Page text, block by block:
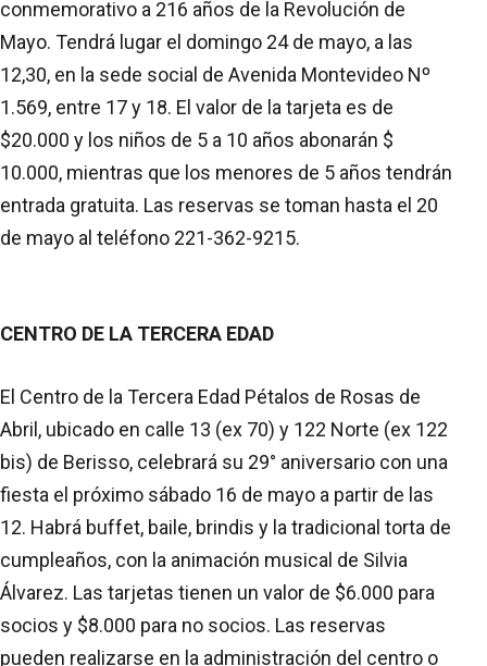
conmemorativo a 216 años de la Revolución de
Mayo. Tendrá lugar el domingo 24 de mayo, a las
12,30, en la sede social de Avenida Montevideo Nº
1.569, entre 17 y 18. El valor de la tarjeta es de
$20.000 y los niños de 5 a 10 años abonarán $
10.000, mientras que los menores de 5 años tendrán
entrada gratuita. Las reservas se toman hasta el 20
de mayo al teléfono 221-362-9215.
CENTRO DE LA TERCERA EDAD
El Centro de la Tercera Edad Pétalos de Rosas de
Abril, ubicado en calle 13 (ex 70) y 122 Norte (ex 122
bis) de Berisso, celebrará su 29° aniversario con una
fiesta el próximo sábado 16 de mayo a partir de las
12. Habrá buffet, baile, brindis y la tradicional torta de
cumpleaños, con la animación musical de Silvia
Álvarez. Las tarjetas tienen un valor de $6.000 para
socios y $8.000 para no socios. Las reservas
pueden realizarse en la administración del centro o